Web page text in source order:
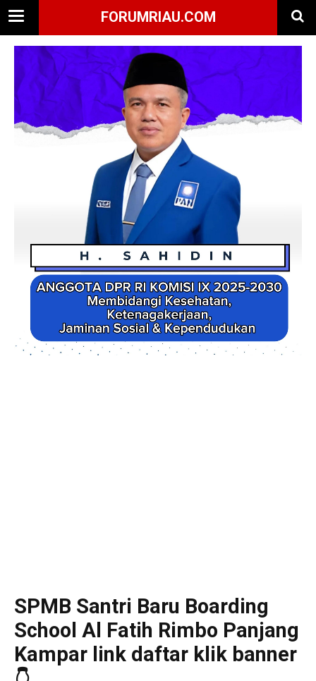
FORUMRIAU.COM
SPMB Santri Baru Boarding
School Al Fatih Rimbo Panjang
Kampar link daftar klik banner